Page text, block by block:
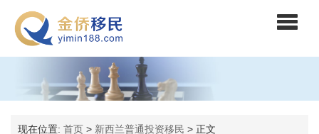
现在位置: 首页 > 新西兰普通投资移民 > 正文